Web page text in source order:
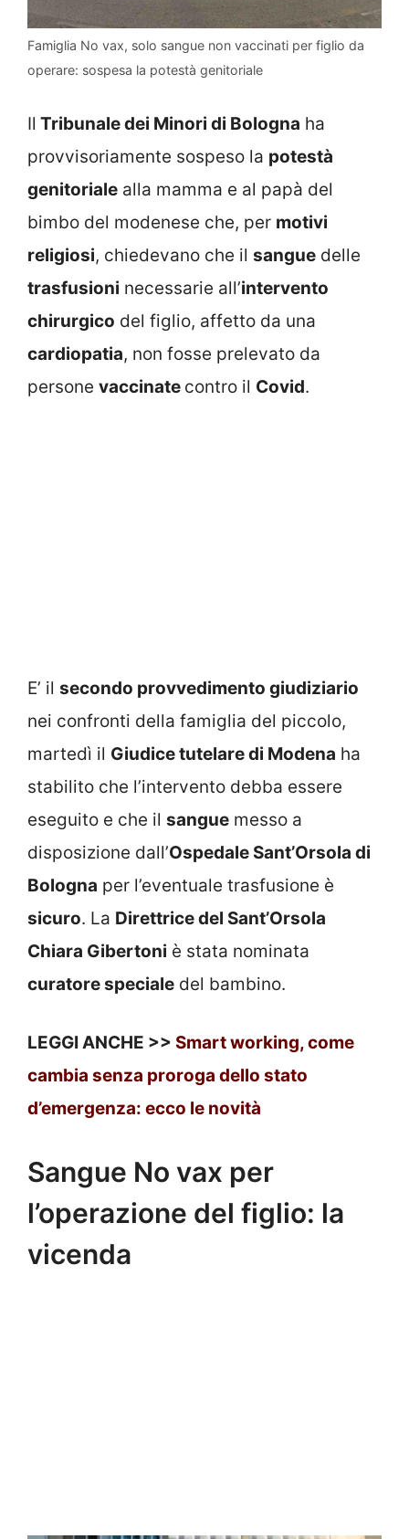
Famiglia No vax, solo sangue non vaccinati per figlio da
operare: sospesa la potestà genitoriale
Il Tribunale dei Minori di Bologna ha
provvisoriamente sospeso la potestà
genitoriale alla mamma e al papà del
bimbo del modenese che, per motivi
religiosi, chiedevano che il sangue delle
trasfusioni necessarie all’intervento
chirurgico del figlio, affetto da una
cardiopatia, non fosse prelevato da
persone vaccinate contro il Covid.
E’ il secondo provvedimento giudiziario
nei confronti della famiglia del piccolo,
martedì il Giudice tutelare di Modena ha
stabilito che l’intervento debba essere
eseguito e che il sangue messo a
disposizione dall’Ospedale Sant’Orsola di
Bologna per l’eventuale trasfusione è
sicuro. La Direttrice del Sant’Orsola
Chiara Gibertoni è stata nominata
curatore speciale del bambino.
LEGGI ANCHE >> Smart working, come
cambia senza proroga dello stato
d’emergenza: ecco le novità
Sangue No vax per
l’operazione del figlio: la
vicenda